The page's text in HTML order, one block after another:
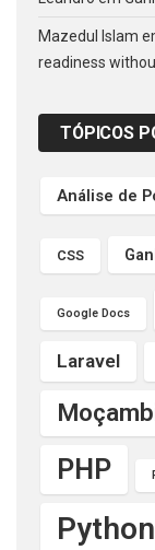
Mazedul Islam
readiness
TÓPICOS
Análise de
CSS
Google Docs
Laravel
PHP
Python